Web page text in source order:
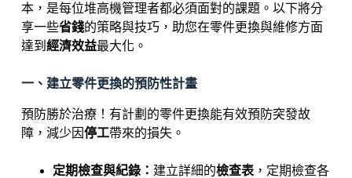
本，是每位堆高機管理者都必須面對的課題。以下將分
享一些省錢的策略與技巧，助您在零件更換與維修方面
達到 經濟效益最大化。
一、建立零件更換的預防性計畫
預防勝於治療！有計劃的零件更換能有效預防突發故
障，減少因停工帶來的損失。
定期檢查與紀錄： 建立詳細的檢查表，定期檢查各